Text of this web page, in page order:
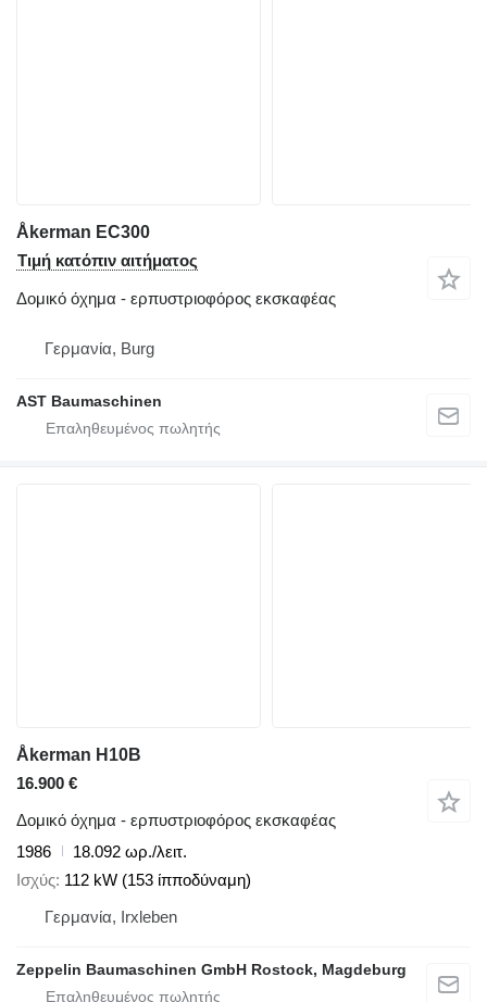
Åkerman EC300
Τιμή κατόπιν αιτήματος
Δομικό όχημα - ερπυστριοφόρος εκσκαφέας
Γερμανία, Burg
AST Baumaschinen
Åkerman H10B
16.900 €
Δομικό όχημα - ερπυστριοφόρος εκσκαφέας
1986
18.092 ωρ./λειτ.
Ισχύς 112 kW (153 ίπποδύναμη)
Γερμανία, Irxleben
Zeppelin Baumaschinen GmbH Rostock, Magdeburg